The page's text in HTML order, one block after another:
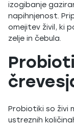
izogibanje
napihnjenost.
omejitev živil, ki
zelje in čebula.
Probiotiki so živi
ustreznih